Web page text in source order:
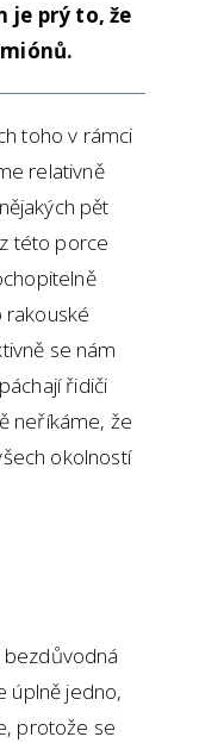
je prý to, že
toho v rámci
relativně
pět
této porce
rakouské
se nám
řidiči
neříkáme, že
okolností
bezdůvodná
úplně jedno,
protože se